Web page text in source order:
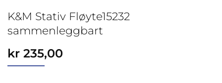
K&M Stativ Fløyte15232
sammenleggbart
kr 235,00